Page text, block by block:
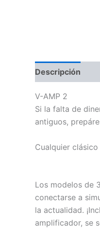
Descripción
V-AMP 2
Si la falta de
antiguos,
Cualquier
Los modelos de
conectarse a
la actualidad.
amplificador, se